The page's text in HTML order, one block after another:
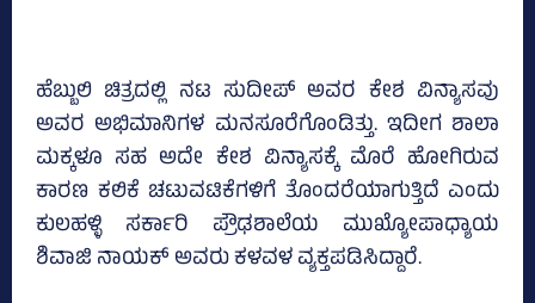
ಹೆಬ್ಬುಲಿ ಚಿತ್ರದಲ್ಲಿ ನಟ ಸುದೀಪ್‌ ಅವರ ಕೇಶ ವಿನ್ಯಾಸವು
ಅವರ ಅಭಿಮಾನಿಗಳ ಮನಸೂರೆಗೊಂಡಿತ್ತು. ಇದೀಗ ಶಾಲಾ
ಮಕ್ಕಳೂ ಸಹ ಅದೇ ಕೇಶ ವಿನ್ಯಾಸಕ್ಕೆ ಮೊರೆ ಹೋಗಿರುವ
ಕಾರಣ ಕಲಿಕೆ ಚಟುವಟಿಕೆಗಳಿಗೆ ತೊಂದರೆಯಾಗುತ್ತಿದೆ ಎಂದು
ಕುಲಹಳ್ಳಿ ಸರ್ಕಾರಿ ಪ್ರೌಢಶಾಲೆಯ ಮುಖ್ಯೋಪಾಧ್ಯಾಯ
ಶಿವಾಜಿ ನಾಯಕ್‌ ಅವರು ಕಳವಳ ವ್ಯಕ್ತಪಡಿಸಿದ್ದಾರೆ.